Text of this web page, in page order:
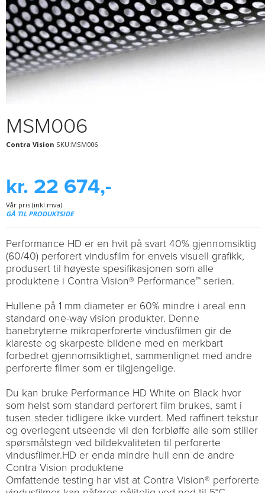
MSM006
Contra Vision SKU:MSM006
kr. 22 674,-
Vår pris (inkl.mva)
GÅ TIL PRODUKTSIDE
Performance HD er en hvit på svart 40% gjennomsiktig
(60/40) perforert vindusfilm for enveis visuell grafikk,
produsert til høyeste spesifikasjonen som alle
produktene i Contra Vision® Performance™ serien.
Hullene på 1 mm diameter er 60% mindre i areal enn
standard one-way vision produkter. Denne
banebryterne mikroperforerte vindusfilmen gir de
klareste og skarpeste bildene med en merkbart
forbedret gjennomsiktighet, sammenlignet med andre
perforerte filmer som er tilgjengelige.
Du kan bruke Performance HD White on Black hvor
som helst som standard perforert film brukes, samt i
tusen steder tidligere ikke vurdert. Med raffinert tekstur
og overlegent utseende vil den forbløffe alle som stiller
spørsmålstegn ved bildekvaliteten til perforerte
vindusfilmer.HD er enda mindre hull enn de andre
Contra Vision produktene
Omfattende testing har vist at Contra Vision® perforerte